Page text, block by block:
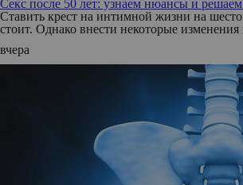
Секс после 50 лет: узнаем нюансы и
Ставить крест на интимной жизни на
стоит. Однако внести некоторые
вчера